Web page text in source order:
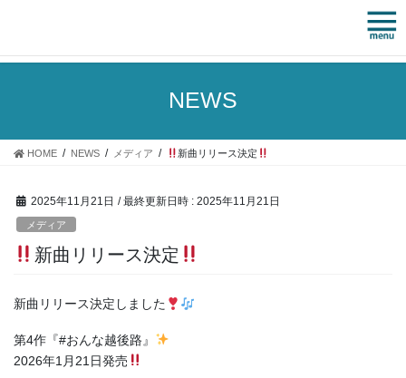
ン
キ
ー
に
NEWS
HOME NEWS メディア 新曲リリース決定
2025年11月21日 / 最終更新日時 : 2025年11月21日
メディア
新曲リリース決定
新曲リリース決定しました
第4作『#おんな越後路』
2026年1月21日発売